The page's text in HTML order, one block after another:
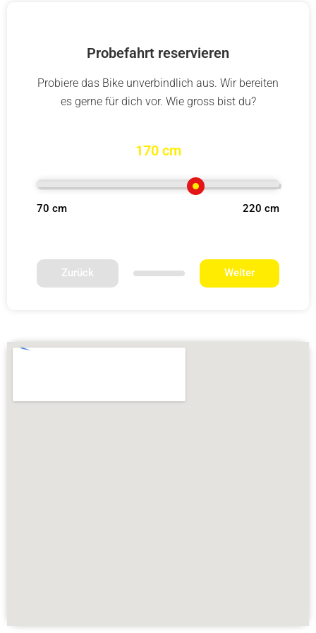
Probefahrt reservieren
Probiere das Bike unverbindlich aus. Wir bereiten
es gerne für dich vor. Wie gross bist du?
170 cm
70 cm 220 cm
Zurück Weiter